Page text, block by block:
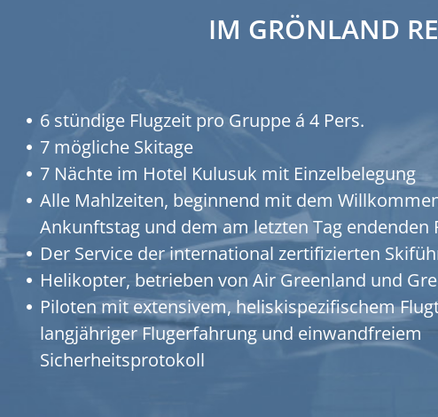
IM GRÖNLAND
6 stündige Flugzeit pro Gruppe á 4 Pers.
7 mögliche Skitage
7 Nächte im Hotel Kulusuk mit Einzelbelegung
Alle Mahlzeiten, beginnend mit dem
Ankunftstag und dem am letzten Tag endenden
Der Service der international zertifizierten
Helikopter, betrieben von Air Greenland und
Piloten mit extensivem, heliskispezifischem
langjähriger Flugerfahrung und einwandfreiem
Sicherheitsprotokoll